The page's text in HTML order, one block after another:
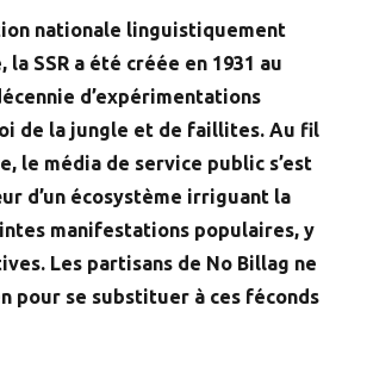
nationale linguistiquement
SSR a été créée en 1931 au
d’expérimentations
de la jungle et de faillites. Au fil
le média de service public s’est
d’un écosystème irriguant la
manifestations populaires, y
Les partisans de No Billag ne
pour se substituer à ces féconds